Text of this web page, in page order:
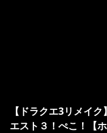
【ドラクエ3リメイ
エスト３！ぺこ！【